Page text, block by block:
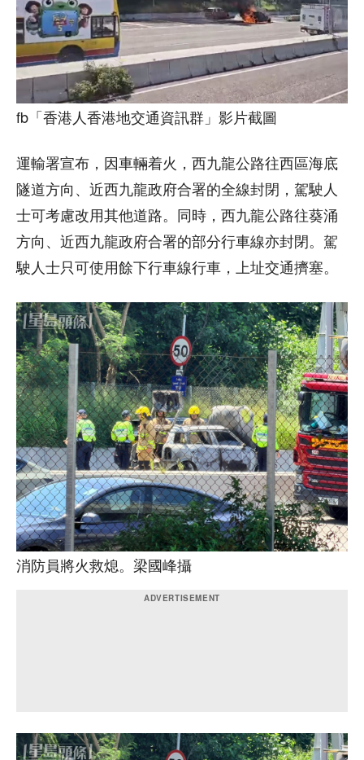
fb「香港人香港地交通資訊群」影片截圖
運輸署宣布，因車輛着火，西九龍公路往西區海底
隧道方向、近西九龍政府合署的全線封閉，駕駛人
士可考慮改用其他道路。同時，西九龍公路往葵涌
方向、近西九龍政府合署的部分行車線亦封閉。駕
駛人士只可使用餘下行車線行車，上址交通擠塞。
消防員將火救熄。梁國峰攝